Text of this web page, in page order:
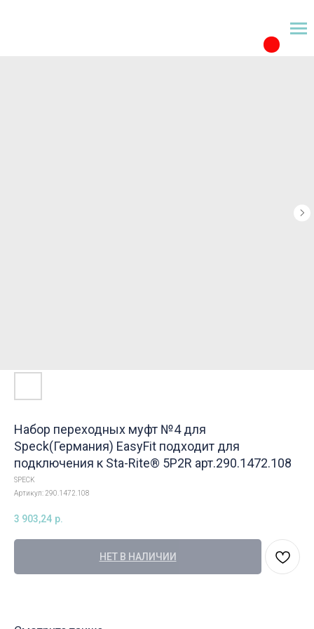
Набор переходных муфт №4 для
Speck(Германия) EasyFit подходит для
подключения к Sta-Rite® 5P2R арт.290.1472.108
SPECK
Артикул: 290.1472.108
3 903,24 р.
НЕТ В НАЛИЧИИ